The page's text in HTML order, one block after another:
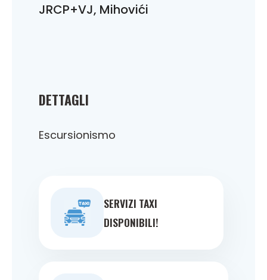
DETTAGLI
Escursionismo
SERVIZI TAXI
DISPONIBILI!
JRCP+VJ, Mihovići